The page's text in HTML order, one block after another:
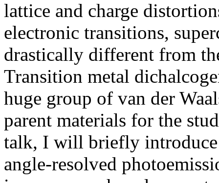
lattice and charge
electronic transitions,
drastically different from
Transition metal
huge group of van der
parent materials for the
talk, I will briefly
angle-resolved